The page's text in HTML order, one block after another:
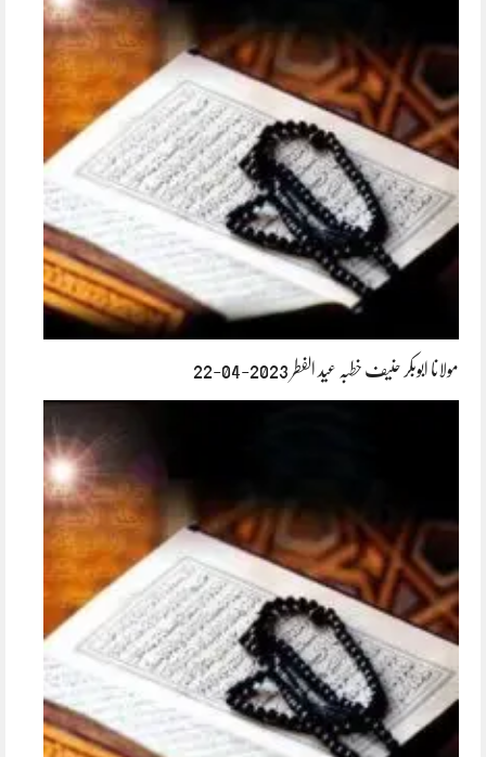
مولانا ابوبکر حنیف خطبہ عید الفطر 2023-04-22